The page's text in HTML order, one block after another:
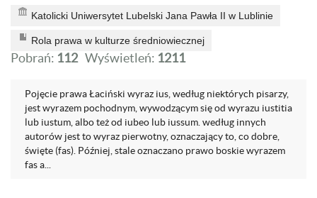
Katolicki Uniwersytet Lubelski Jana Pawła II w Lublinie
Rola prawa w kulturze średniowiecznej
Pobrań: 112 Wyświetleń: 1211
Pojęcie prawa Łaciński wyraz ius, według niektórych pisarzy,
jest wyrazem pochodnym, wywodzącym się od wyrazu iustitia
lub iustum, albo też od iubeo lub iussum. według innych
autorów jest to wyraz pierwotny, oznaczający to, co dobre,
święte (fas). Później, stale oznaczano prawo boskie wyrazem
fas a...